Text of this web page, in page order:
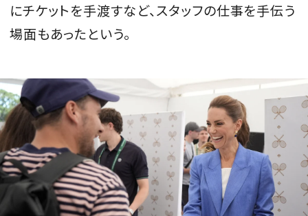
にチケットを手渡すなど、スタッフの仕事を手伝う
場面もあったという。